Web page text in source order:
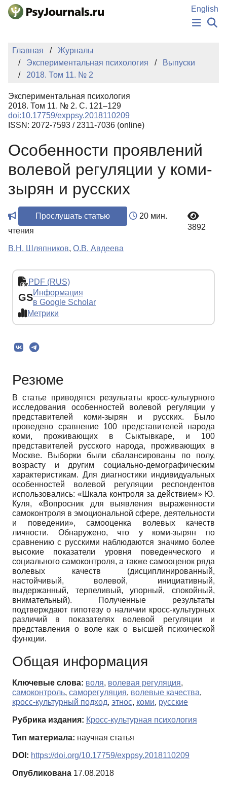
Перейти к основному содержанию
English
НОВОСТИ
КЛЮЧЕВЫЕ СЛОВА
Регистрация
Главная
Журналы
Экспериментальная психология
Выпуски
2018. Том 11. № 2
Экспериментальная психология
2018. Том 11. № 2. С. 121–129
doi:10.17759/exppsy.2018110209
ISSN: 2072-7593 / 2311-7036 (online)
Особенности проявлений
волевой регуляции у коми-
зырян и русских
Прослушать статью
20 мин.
чтения
3892
В.Н. Шляпников, О.В. Авдеева
PDF (RUS)
GSИнформация
в Google Scholar
Метрики
Резюме
В статье приводятся результаты кросс-культурного
исследования особенностей волевой регуляции у
представителей коми-зырян и русских. Было
проведено сравнение 100 представителей народа
коми, проживающих в Сыктывкаре, и 100
представителей русского народа, проживающих в
Москве. Выборки были сбалансированы по полу,
возрасту и другим социально-демографическим
характеристикам. Для диагностики индивидуальных
особенностей волевой регуляции респондентов
использовались: «Шкала контроля за действием» Ю.
Куля, «Вопросник для выявления выраженности
самоконтроля в эмоциональной сфере, деятельности
и поведении», самооценка волевых качеств
личности. Обнаружено, что у коми-зырян по
сравнению с русскими наблюдаются значимо более
высокие показатели уровня поведенческого и
социального самоконтроля, а также самооценок ряда
волевых качеств (дисциплинированный,
настойчивый, волевой, инициативный,
выдержанный, терпеливый, упорный, спокойный,
внимательный). Полученные результаты
подтверждают гипотезу о наличии кросс-культурных
различий в показателях волевой регуляции и
представления о воле как о высшей психической
функции.
Общая информация
Ключевые слова: воля, волевая регуляция,
самоконтроль, саморегуляция, волевые качества,
кросс-культурный подход, этнос, коми, русские
Рубрика издания: Кросс-культурная психология
Тип материала: научная статья
DOI: https://doi.org/10.17759/exppsy.2018110209
Опубликована 17.08.2018